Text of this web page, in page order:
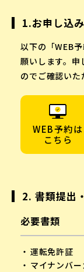
1.お申し込み
以下の「WEB
願いします。申
のでご確認いた
WEB予約は
こちら
2. 書類提出
必要書類
運転免許証
マイナンバ